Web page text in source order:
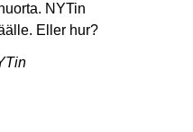
NYTin
Eller hur?